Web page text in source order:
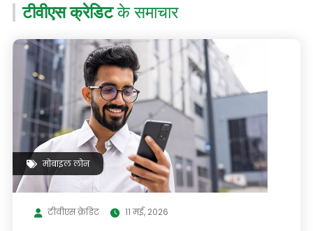
टीवीएस क्रेडिटके समाचार
मोबाइल लोन
टीवीएस क्रेडिट 11 मई, 2026